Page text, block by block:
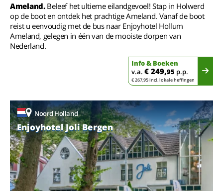
Ameland. Beleef het ultieme eilandgevoel! Stap in Holwerd
op de boot en ontdek het prachtige Ameland. Vanaf de boot
reist u eenvoudig met de bus naar Enjoyhotel Hollum
Ameland, gelegen in één van de mooiste dorpen van
Nederland.
Info & Boeken
v.a. € 249,95 p.p.
€ 267,95 incl. lokale heffingen
Noord Holland
Enjoyhotel Joli Bergen